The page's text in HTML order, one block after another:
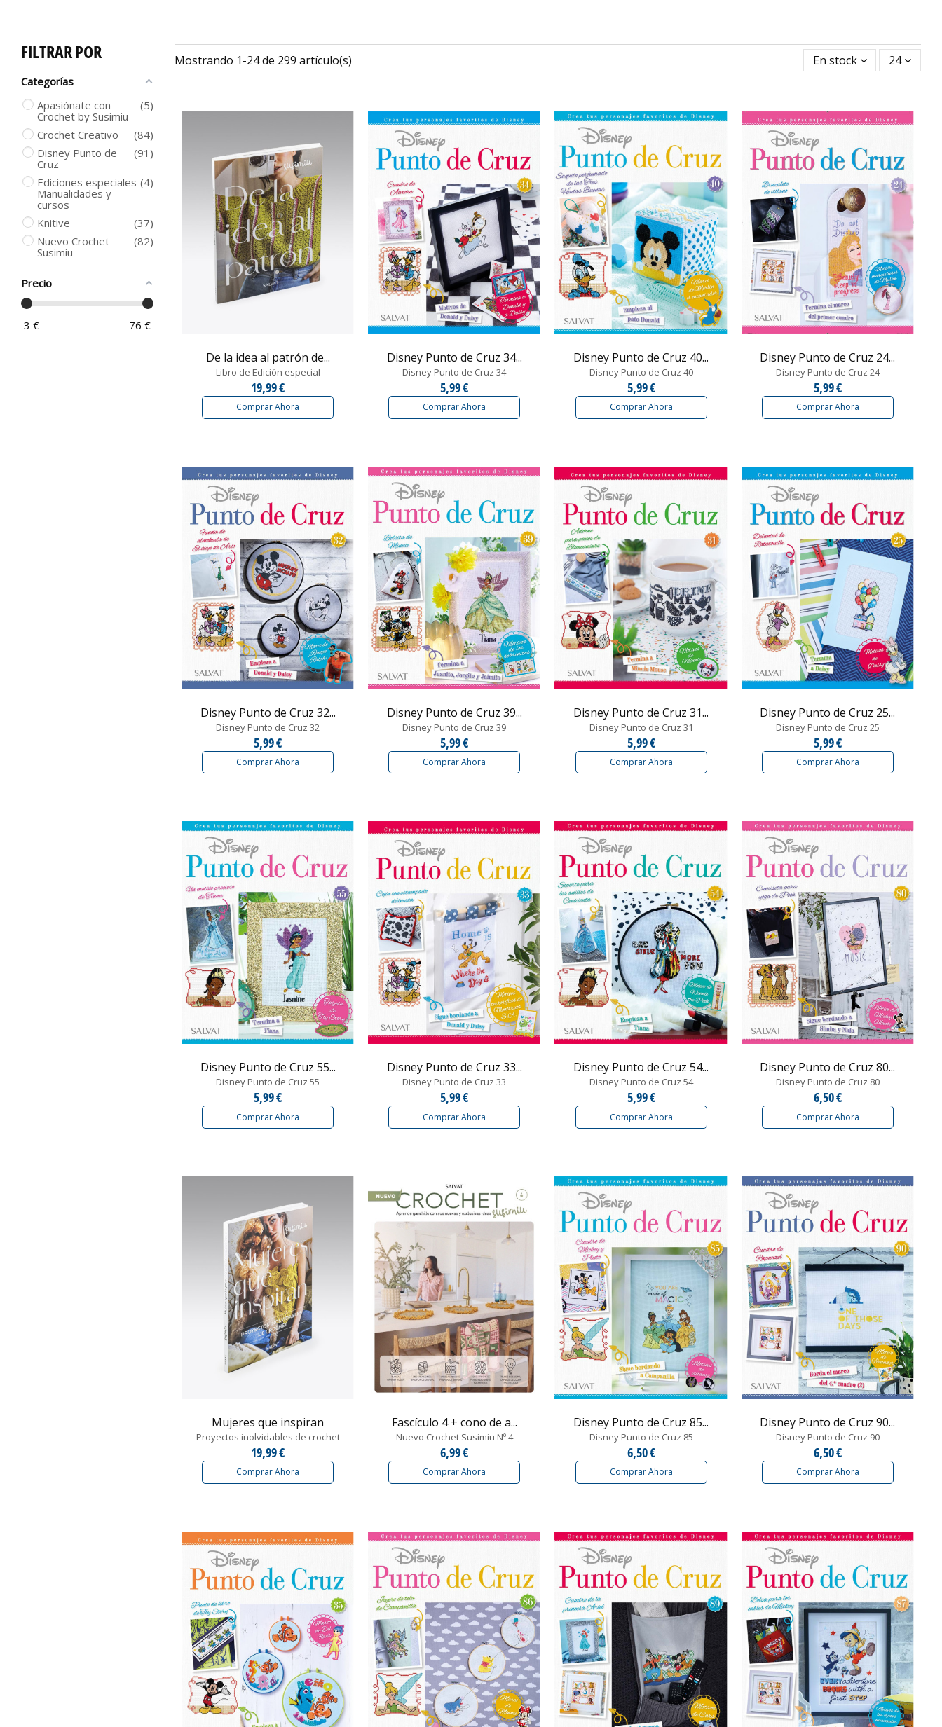
Mostrando 1-24 de 299 artículo(s) En stock 24
De la idea al patrón de...
Libro de Edición especial
19,99 €
Comprar Ahora
Disney Punto de Cruz 34...
Disney Punto de Cruz 34
5,99 €
Comprar Ahora
Disney Punto de Cruz 40...
Disney Punto de Cruz 40
5,99 €
Comprar Ahora
Disney Punto de Cruz 24...
Disney Punto de Cruz 24
5,99 €
Comprar Ahora
Disney Punto de Cruz 32...
Disney Punto de Cruz 32
5,99 €
Comprar Ahora
Disney Punto de Cruz 39...
Disney Punto de Cruz 39
5,99 €
Comprar Ahora
Disney Punto de Cruz 31...
Disney Punto de Cruz 31
5,99 €
Comprar Ahora
Disney Punto de Cruz 25...
Disney Punto de Cruz 25
5,99 €
Comprar Ahora
Disney Punto de Cruz 55...
Disney Punto de Cruz 55
5,99 €
Comprar Ahora
Disney Punto de Cruz 33...
Disney Punto de Cruz 33
5,99 €
Comprar Ahora
Disney Punto de Cruz 54...
Disney Punto de Cruz 54
5,99 €
Comprar Ahora
Disney Punto de Cruz 80...
Disney Punto de Cruz 80
6,50 €
Comprar Ahora
Mujeres que inspiran
Proyectos inolvidables de crochet
19,99 €
Comprar Ahora
Fascículo 4 + cono de a...
Nuevo Crochet Susimiu Nº 4
6,99 €
Comprar Ahora
Disney Punto de Cruz 85...
Disney Punto de Cruz 85
6,50 €
Comprar Ahora
Disney Punto de Cruz 90...
Disney Punto de Cruz 90
6,50 €
Comprar Ahora
FILTRAR POR
Categorías
Apasiónate con
Crochet by Susimiu
5
Crochet Creativo
84
Disney Punto de
Cruz
91
Ediciones especiales
Manualidades y
cursos
4
Knitive
37
Nuevo Crochet
Susimiu
82
Precio
3 € 76 €